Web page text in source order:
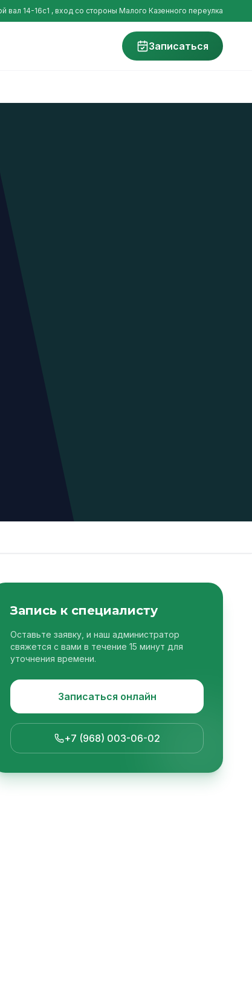
вал 14-16с1 , вход со стороны Малого Казенного переулка
Записаться
Запись к специалисту
Оставьте заявку, и наш администратор
свяжется с вами в течение 15 минут для
уточнения времени.
Записаться онлайн
+7 (968) 003-06-02